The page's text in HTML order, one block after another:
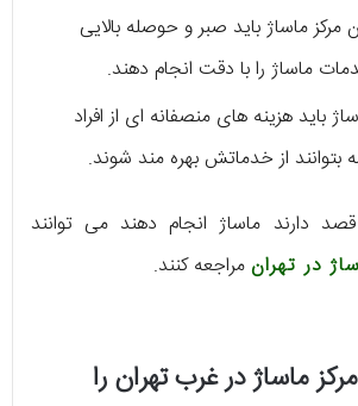
مرکز ماساژ باید صبر و حوصله بالایی
ماساژ را با دقت انجام دهند.
باید هزینه های منصفانه ای از افراد
بتوانند از خدماتش بهره مند شوند.
دارند ماساژ انجام دهند می توانند
در تهرانمراجعه کنند.
مرکز ماساژ در غرب تهران را